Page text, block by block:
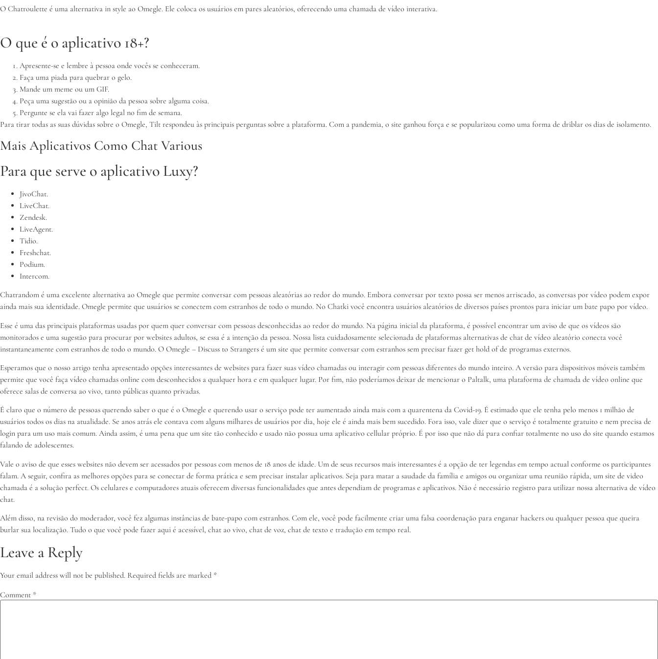
O Chatroulette é uma alternativa in style ao Omegle. Ele coloca os usuários em pares aleatórios, oferecendo uma chamada de vídeo interativa.
O que é o aplicativo 18+?
Apresente-se e lembre à pessoa onde vocês se conheceram.
Faça uma piada para quebrar o gelo.
Mande um meme ou um GIF.
Peça uma sugestão ou a opinião da pessoa sobre alguma coisa.
Pergunte se ela vai fazer algo legal no fim de semana.
Para tirar todas as suas dúvidas sobre o Omegle, Tilt respondeu às principais perguntas sobre a plataforma. Com a pandemia, o site ganhou força e se popularizou como uma forma de driblar os dias de isolamento.
Mais Aplicativos Como Chat Various
Para que serve o aplicativo Luxy?
JivoChat.
LiveChat.
Zendesk.
LiveAgent.
Tidio.
Freshchat.
Podium.
Intercom.
Chatrandom é uma excelente alternativa ao Omegle que permite conversar com pessoas aleatórias ao redor do mundo. Embora conversar por texto possa ser menos arriscado, as conversas por vídeo podem expor
ainda mais sua identidade. Omegle permite que usuários se conectem com estranhos de todo o mundo. No Chatki você encontra usuários aleatórios de diversos países prontos para iniciar um bate papo por vídeo.
Esse é uma das principais plataformas usadas por quem quer conversar com pessoas desconhecidas ao redor do mundo. Na página inicial da plataforma, é possível encontrar um aviso de que os vídeos são
monitorados e uma sugestão para procurar por websites adultos, se essa é a intenção da pessoa. Nossa lista cuidadosamente selecionada de plataformas alternativas de chat de vídeo aleatório conecta você
instantaneamente com estranhos de todo o mundo. O Omegle – Discuss to Strangers é um site que permite conversar com estranhos sem precisar fazer get hold of de programas externos.
Esperamos que o nosso artigo tenha apresentado opções interessantes de websites para fazer suas vídeo chamadas ou interagir com pessoas diferentes do mundo inteiro. A versão para dispositivos móveis também
permite que você faça vídeo chamadas online com desconhecidos a qualquer hora e em qualquer lugar. Por fim, não poderíamos deixar de mencionar o Paltalk, uma plataforma de chamada de vídeo online que
oferece salas de conversa ao vivo, tanto públicas quanto privadas.
É claro que o número de pessoas querendo saber o que é o Omegle e querendo usar o serviço pode ter aumentado ainda mais com a quarentena da Covid-19. É estimado que ele tenha pelo menos 1 milhão de
usuários todos os dias na atualidade. Se anos atrás ele contava com alguns milhares de usuários por dia, hoje ele é ainda mais bem sucedido. Fora isso, vale dizer que o serviço é totalmente gratuito e nem precisa de
login para um uso mais comum. Ainda assim, é uma pena que um site tão conhecido e usado não possua uma aplicativo cellular próprio. É por isso que não dá para confiar totalmente no uso do site quando estamos
falando de adolescentes.
Vale o aviso de que esses websites não devem ser acessados por pessoas com menos de 18 anos de idade. Um de seus recursos mais interessantes é a opção de ter legendas em tempo actual conforme os participantes
falam. A seguir, confira as melhores opções para se conectar de forma prática e sem precisar instalar aplicativos. Seja para matar a saudade da família e amigos ou organizar uma reunião rápida, um site de video
chamada é a solução perfect. Os celulares e computadores atuais oferecem diversas funcionalidades que antes dependiam de programas e aplicativos. Não é necessário registro para utilizar nossa alternativa de vídeo
chat.
Além disso, na revisão do moderador, você fez algumas instâncias de bate-papo com estranhos. Com ele, você pode facilmente criar uma falsa coordenação para enganar hackers ou qualquer pessoa que queira
burlar sua localização. Tudo o que você pode fazer aqui é acessível, chat ao vivo, chat de voz, chat de texto e tradução em tempo real.
Leave a Reply
Your email address will not be published. Required fields are marked *
Comment *